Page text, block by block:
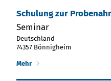
Schu­lung zur
Seminar
Deutschland
74357 Bönnigheim
Mehr